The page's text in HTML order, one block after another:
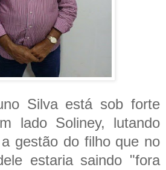
Silva está sob forte
lado Soliney, lutando
gestão do filho que no
estaria saindo "fora